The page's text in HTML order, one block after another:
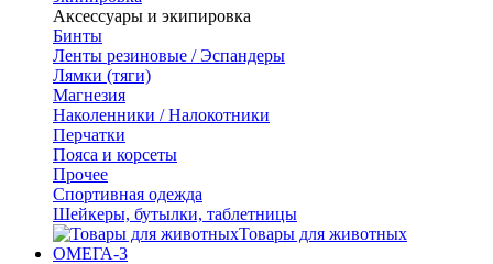
Аксессуары и экипировка
Бинты
Ленты резиновые / Эспандеры
Лямки (тяги)
Магнезия
Наколенники / Налокотники
Перчатки
Пояса и корсеты
Прочее
Спортивная одежда
Шейкеры, бутылки, таблетницы
Товары для животных
ОМЕГА-3